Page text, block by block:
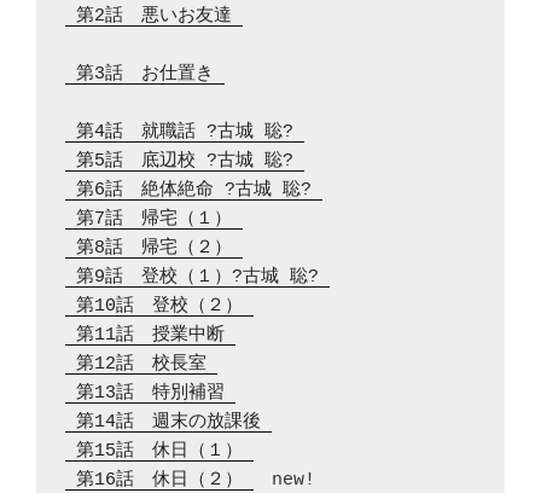
第2話　悪いお友達
第3話　お仕置き
第4話　就職話 ?古城 聡?
第5話　底辺校 ?古城 聡?
第6話　絶体絶命 ?古城 聡?
第7話　帰宅（１）
第8話　帰宅（２）
第9話　登校（１）?古城 聡?
第10話　登校（２）
第11話　授業中断
第12話　校長室
第13話　特別補習
第14話　週末の放課後
第15話　休日（１）
第16話　休日（２）